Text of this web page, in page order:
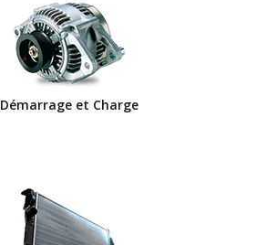
Démarrage et Charge